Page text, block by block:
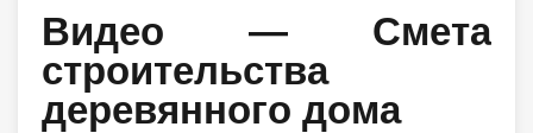
Видео — Смета
строительства
деревянного дома